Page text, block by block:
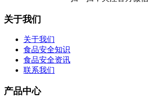
关于我们
关于我们
食品安全知识
食品安全资讯
联系我们
产品中心